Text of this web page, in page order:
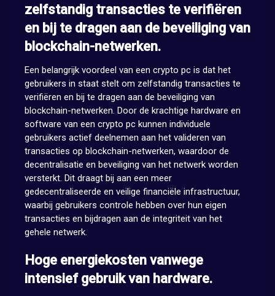
zelfstandig transacties te verifiëren
en bij te dragen aan de beveiliging van
blockchain-netwerken.
Een belangrijk voordeel van een crypto pc is dat het
gebruikers in staat stelt om zelfstandig transacties te
verifiëren en bij te dragen aan de beveiliging van
blockchain-netwerken. Door de krachtige hardware en
software van een crypto pc kunnen individuele
gebruikers actief deelnemen aan het valideren van
transacties op blockchain-netwerken, waardoor de
decentralisatie en beveiliging van het netwerk worden
versterkt. Dit draagt bij aan een meer
gedecentraliseerde en veilige financiële infrastructuur,
waarbij gebruikers controle hebben over hun eigen
transacties en bijdragen aan de integriteit van het
gehele netwerk.
Hoge energiekosten vanwege
intensief gebruik van hardware.